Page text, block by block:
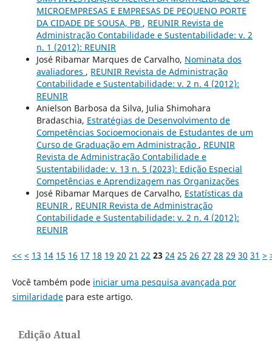
MICROEMPRESAS E EMPRESAS DE PEQUENO PORTE
DA CIDADE DE SOUSA, PB , REUNIR Revista de
Administração Contabilidade e Sustentabilidade: v. 2
n. 1 (2012): REUNIR
José Ribamar Marques de Carvalho, Nominata dos
avaliadores , REUNIR Revista de Administração
Contabilidade e Sustentabilidade: v. 2 n. 4 (2012):
REUNIR
Anielson Barbosa da Silva, Julia Shimohara
Bradaschia, Estratégias de Desenvolvimento de
Competências Socioemocionais de Estudantes de um
Curso de Graduação em Administração , REUNIR
Revista de Administração Contabilidade e
Sustentabilidade: v. 13 n. 5 (2023): Edição Especial
Competências e Aprendizagem nas Organizações
José Ribamar Marques de Carvalho, Estatísticas da
REUNIR , REUNIR Revista de Administração
Contabilidade e Sustentabilidade: v. 2 n. 4 (2012):
REUNIR
<< < 13 14 15 16 17 18 19 20 21 22 23 24 25 26 27 28 29 30 31 >
Você também pode iniciar uma pesquisa avançada por
similaridadepara este artigo.
Edição Atual